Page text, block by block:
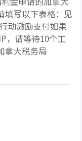
填写以下表格：见
动激励支付如果
，请等待10个工
拿大税务局